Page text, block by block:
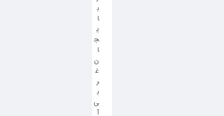
ب
ا
ی
ج
ا
ن
غ
ر
ب
ی
آ